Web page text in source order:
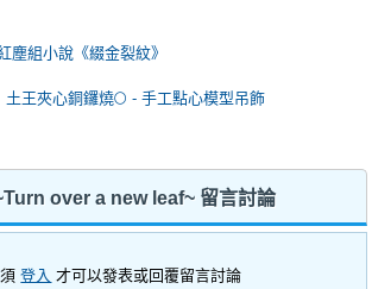
塵組小說《綴金裂紋》
土王夾心銅鑼燒🌕 - 手工點心模型吊飾
over a new leaf~ 留言討論
須登入 才可以發表或回覆留言討論